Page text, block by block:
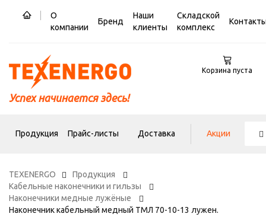
О
компании
Бренд
Наши
клиенты
Складской
комплекс
Успех начинается здесь!
Корзина пуста
Продукция Прайс-листы Доставка Акции
TEXENERGO
Продукция
Кабельные наконечники и гильзы
Наконечники медные лужёные
Наконечник кабельный медный ТМЛ 70-10-13 лужен.